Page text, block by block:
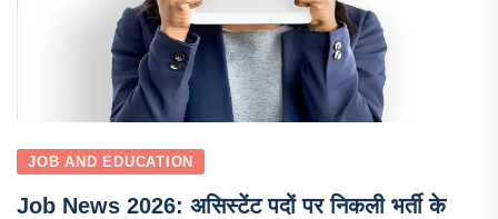
JOB AND EDUCATION
Job News 2026: असिस्टेंट पदों पर निकली भर्ती के